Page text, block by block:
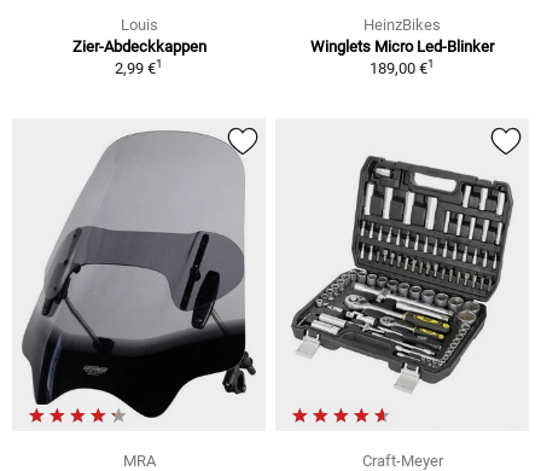
Louis
Zier-Abdeckkappen
2,99 €1
HeinzBikes
Winglets Micro Led-Blinker
189,00 €1
MRA
Craft-Meyer